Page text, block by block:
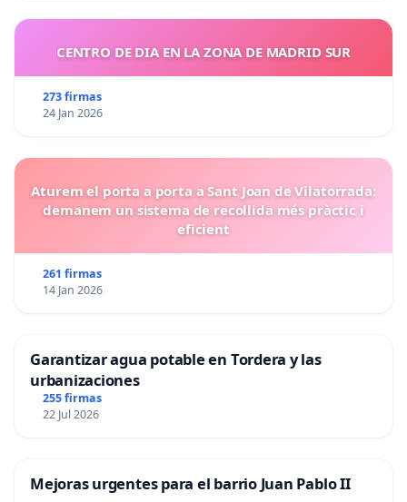
CENTRO DE DIA EN LA ZONA DE MADRID SUR
273 firmas
24 Jan 2026
Aturem el porta a porta a Sant Joan de Vilatorrada:
demanem un sistema de recollida més pràctic i
eficient
261 firmas
14 Jan 2026
Garantizar agua potable en Tordera y las
urbanizaciones
255 firmas
22 Jul 2026
Mejoras urgentes para el barrio Juan Pablo II